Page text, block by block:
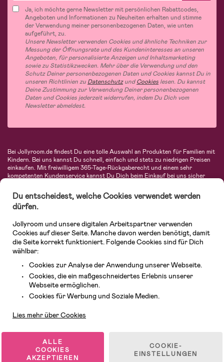
Ja, ich möchte gerne Newsletter mit persönlichen Rabattcodes,
Angeboten und Informationen zu Neuheiten erhalten und stimme
der Verwendung meiner personenbezogenen Daten, wie unten
aufgeführt, zu.
Unsere Newsletter verwenden Cookies und ähnliche Techniken zur
Messung der Öffnungsrate und des Kundeninteresses an unseren
Angeboten, für personalisierte Anzeigen und Inhaltsmarketing
sowie zu Statistikzwecken. Mehr über die Verwendung und den
Schutz Deiner personenbezogenen Daten und Cookies kannst Du in
unseren Richtlinien zu DatenschutzundCookies lesen. Du kannst
Deine Zustimmung zur Verwendung Deiner personenbezogenen
Daten und Cookies jederzeit widerrufen, indem Du Dich vom
Newsletter abmeldest.
Bei Jollyroom.de findest Du eine tolle Auswahl an Produkten für Familien mit
Kindern. Bei uns kannst Du schnell, einfach und stets zu niedrigen Preisen
einkaufen. Mit freiwilligem 365-Tage-Rückgaberecht und einem sehr
kompetenten Kundenservice kannst Du Dich beim Einkauf bei uns sicher
Autositze, Kinder- und Babymode, Produkte für Mütter und eine Menge
fantastischer Einrichtungsgegenstände, Spielsachen, Babyprodukte und
vieles mehr. Wir haben Produkte von bekannten Herstellern wie Britax, Maxi-
Avent, Jack Wolfskin, Cybex, LEGO und vielen mehr. Schau Dich um in
unserer vielfältigen Online-Boutique für Kinder & Babys. Willkommen!
© 2026 Jollyroom GmbH. Alle Rechte vorbehalten.
Du entscheidest, welche Cookies verwendet werden
dürfen.
Jollyroom und unsere digitalen Arbeitspartner verwenden
Cookies auf dieser Seite. Manche davon werden benötigt, damit
die Seite korrekt funktioniert. Folgende Cookies sind für Dich
wählbar:
Cookies zur Analyse der Anwendung unserer Webseite.
Cookies, die ein maßgeschneidertes Erlebnis unserer
Webseite ermöglichen.
Cookies für Werbung und Soziale Medien.
Lies mehr über Cookies
ALLE
COOKIES
AKZEPTIEREN
COOKIE-
EINSTELLUNGEN